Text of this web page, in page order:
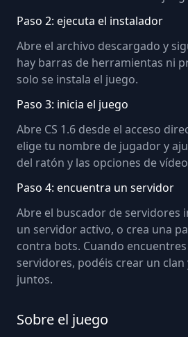
Paso 2: ejecuta el instalador
Abre el archivo descargado y
hay barras de herramientas ni
solo se instala el juego.
Paso 3: inicia el juego
Abre CS 1.6 desde el acceso
elige tu nombre de jugador y
del ratón y las opciones de
Paso 4: encuentra un servidor
Abre el buscador de servidores
un servidor activo, o crea una
contra bots. Cuando
servidores, podéis crear un
juntos.
Sobre el juego